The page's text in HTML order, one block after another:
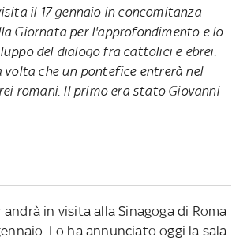
il 17 gennaio in concomitanza
Giornata per l'approfondimento e lo
del dialogo fra cattolici e ebrei.
volta che un pontefice entrerà nel
romani. Il primo era stato Giovanni
andrà in visita alla Sinagoga di Roma
Lo ha annunciato oggi la sala